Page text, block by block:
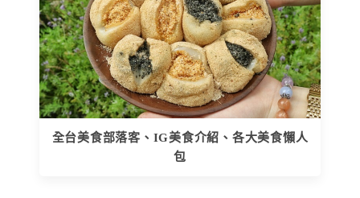
全台美食部落客、IG美食介紹、各大美食懶人
包